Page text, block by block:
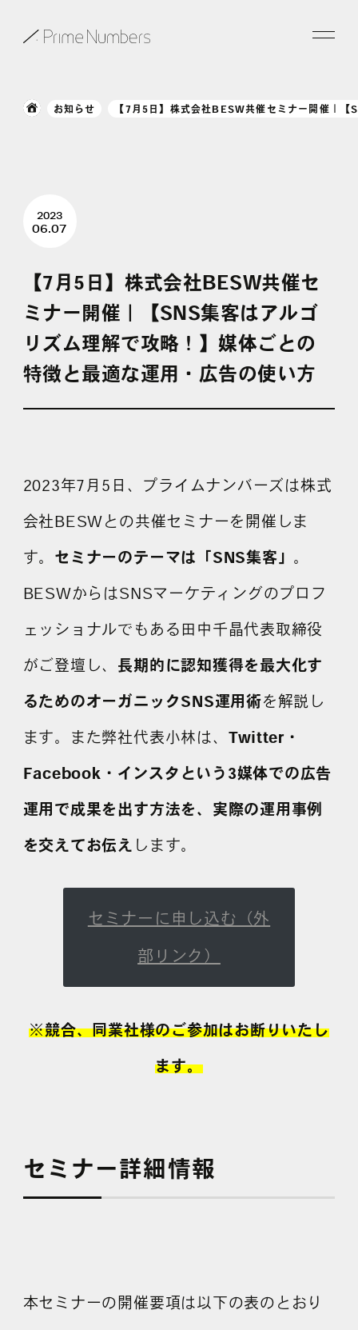
お役立ち情報
会社情報
お知らせ
採用情報
セミナー申し込み
無料診断実施中
Webマーケティング用語集
よくある質問
お知らせ 【7月5日】株式会社BESW共催セミナー開催｜
2023
06.07
【7月5日】株式会社BESW共催セ
ミナー開催｜【SNS集客はアルゴ
リズム理解で攻略！】媒体ごとの
特徴と最適な運用・広告の使い方
2023年7月5日、プライムナンバーズは株式
会社BESWとの共催セミナーを開催しま
す。 セミナーのテーマは「SNS集客」 。
BESWからはSNSマーケティングのプロフ
ェッショナルでもある田中千晶代表取締役
がご登壇し、 長期的に認知獲得を最大化す
るためのオーガニックSNS運用術を解説し
ます。また弊社代表小林は、 Twitter・
Facebook・インスタという3媒体での広告
運用で成果を出す方法を、実際の運用事例
を交えてお伝え します。
セミナーに申し込む（外
部リンク）
※競合、同業社様のご参加はお断りいたし
ます。
セミナー詳細情報
本セミナーの開催要項は以下の表のとおり